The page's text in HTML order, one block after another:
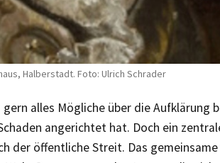
Halberstadt. Foto: Ulrich Schrader
alles Mögliche über die Aufklärung
angerichtet hat. Doch ein
der öffentliche Streit. Das gemeinsame